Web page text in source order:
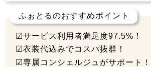
ふぉとるのおすすめポイント
☑サービス利用者満足度97.5%！
☑衣装代込みでコスパ抜群！
☑専属コンシェルジュがサポート！